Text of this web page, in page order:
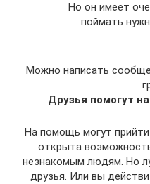
Но он имеет
поймать
Можно написать
Друзья помогут
На помощь могут
открыта
незнакомым людям. Но
друзья. Или вы